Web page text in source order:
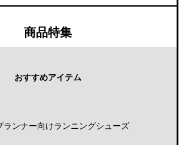
商品特集
おすすめアイテム
ランナー向けランニングシューズ